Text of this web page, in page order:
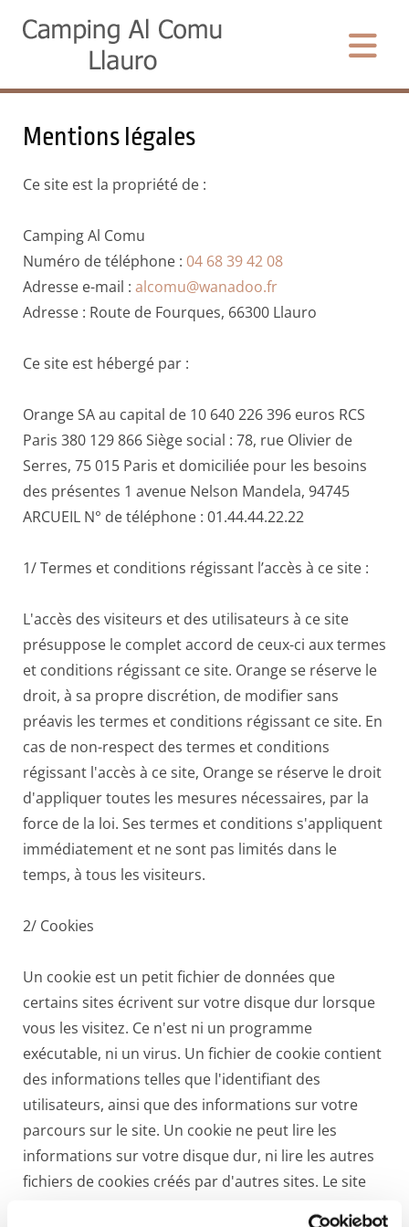
Accéder au contenu
Mentions légales
Ce site est la propriété de :
Camping Al Comu
Numéro de téléphone : 04 68 39 42 08
Adresse e-mail : alcomu@wanadoo.fr
Adresse : Route de Fourques, 66300 Llauro
Ce site est hébergé par :
Orange SA au capital de 10 640 226 396 euros RCS
Paris 380 129 866 Siège social : 78, rue Olivier de
Serres, 75 015 Paris et domiciliée pour les besoins
des présentes 1 avenue Nelson Mandela, 94745
ARCUEIL N° de téléphone : 01.44.44.22.22
1/ Termes et conditions régissant l’accès à ce site :
L'accès des visiteurs et des utilisateurs à ce site
présuppose le complet accord de ceux-ci aux termes
et conditions régissant ce site. Orange se réserve le
droit, à sa propre discrétion, de modifier sans
préavis les termes et conditions régissant ce site. En
cas de non-respect des termes et conditions
régissant l'accès à ce site, Orange se réserve le droit
d'appliquer toutes les mesures nécessaires, par la
force de la loi. Ses termes et conditions s'appliquent
immédiatement et ne sont pas limités dans le
temps, à tous les visiteurs.
2/ Cookies
Un cookie est un petit fichier de données que
certains sites écrivent sur votre disque dur lorsque
vous les visitez. Ce n'est ni un programme
exécutable, ni un virus. Un fichier de cookie contient
des informations telles que l'identifiant des
utilisateurs, ainsi que des informations sur votre
parcours sur le site. Un cookie ne peut lire les
informations sur votre disque dur, ni lire les autres
fichiers de cookies créés par d'autres sites. Le site